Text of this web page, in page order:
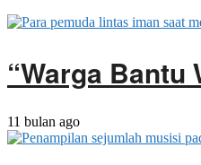
“Warga Bantu
11 bulan ago